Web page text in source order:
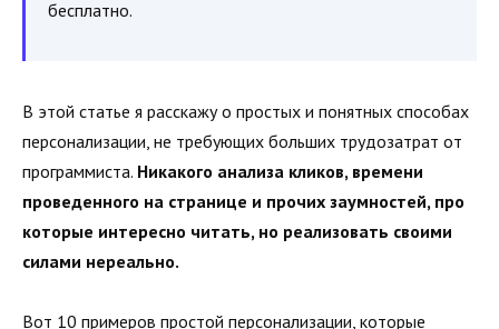
бесплатно.
В этой статье я расскажу о простых и понятных способах
персонализации, не требующих больших трудозатрат от
программиста. Никакого анализа кликов, времени
проведенного на странице и прочих заумностей, про
которые интересно читать, но реализовать своими
силами нереально.
Вот 10 примеров простой персонализации, которые